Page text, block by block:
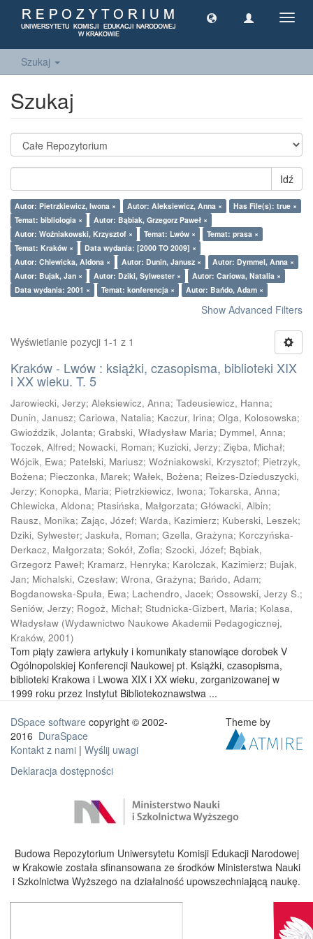
Szukaj
Szukaj
Idź
Autor: Pietrzkiewicz, Iwona × Autor: Aleksiewicz, Anna ×
Has File(s): true ×
Temat: bibliologia ×
Autor: Bąbiak, Grzegorz Paweł ×
Autor: Woźniakowski, Krzysztof ×
Temat: Lwów ×
Temat: prasa ×
Temat: Kraków ×
Data wydania: [2000 TO 2009] ×
Autor: Chlewicka, Aldona ×
Autor: Dunin, Janusz ×
Autor: Dymmel, Anna ×
Autor: Bujak, Jan ×
Autor: Dziki, Sylwester ×
Autor: Cariowa, Natalia ×
Data wydania: 2001 ×
Temat: konferencja × Autor: Bańdo, Adam ×
Show Advanced Filters
Wyświetlanie pozycji 1-1 z 1
Kraków - Lwów : książki, czasopisma, biblioteki XIX
i XX wieku. T. 5
Jarowiecki, Jerzy; Aleksiewicz, Anna; Tadeusiewicz, Hanna;
Dunin, Janusz; Cariowa, Natalia; Kaczur, Irina; Olga, Kolosowska;
Gwioździk, Jolanta; Grabski, Władysław Maria; Dymmel, Anna;
Toczek, Alfred; Nowacki, Roman; Kuzicki, Jerzy; Zięba, Michał;
Wójcik, Ewa; Patelski, Mariusz; Woźniakowski, Krzysztof; Pietrzyk,
Bożena; Pieczonka, Marek; Wałek, Bożena; Reizes-Dzieduszycki,
Jerzy; Konopka, Maria; Pietrzkiewicz, Iwona; Tokarska, Anna;
Chlewicka, Aldona; Ptasińska, Małgorzata; Główacki, Albin;
Rausz, Monika; Zając, Józef; Warda, Kazimierz; Kuberski, Leszek;
Dziki, Sylwester; Jaskuła, Roman; Gzella, Grażyna; Korczyńska-
Derkacz, Małgorzata; Sokół, Zofia; Szocki, Józef; Bąbiak,
Grzegorz Paweł; Kramarz, Henryka; Karolczak, Kazimierz; Bujak,
Jan; Michalski, Czesław; Wrona, Grażyna; Bańdo, Adam;
Bogdanowska-Spuła, Ewa; Lachendro, Jacek; Ossowski, Jerzy S.;
Seniów, Jerzy; Rogoż, Michał; Studnicka-Gizbert, Maria; Kolasa,
Władysław (Wydawnictwo Naukowe Akademii Pedagogicznej,
Kraków, 2001)
Tom piąty zawiera artykuły i komunikaty stanowiące dorobek V
Ogólnopolskiej Konferencji Naukowej pt. Książki, czasopisma,
biblioteki Krakowa i Lwowa XIX i XX wieku, zorganizowanej w
1999 roku przez Instytut Bibliotekoznawstwa ...
DSpace software copyright © 2002-
2016 DuraSpace
Kontakt z nami | Wyślij uwagi
Deklaracja dostępności
Theme by
Budowa Repozytorium Uniwersytetu Komisji Edukacji Narodowej
w Krakowie została sfinansowana ze środków Ministerstwa Nauki
i Szkolnictwa Wyższego na działalność upowszechniającą naukę.